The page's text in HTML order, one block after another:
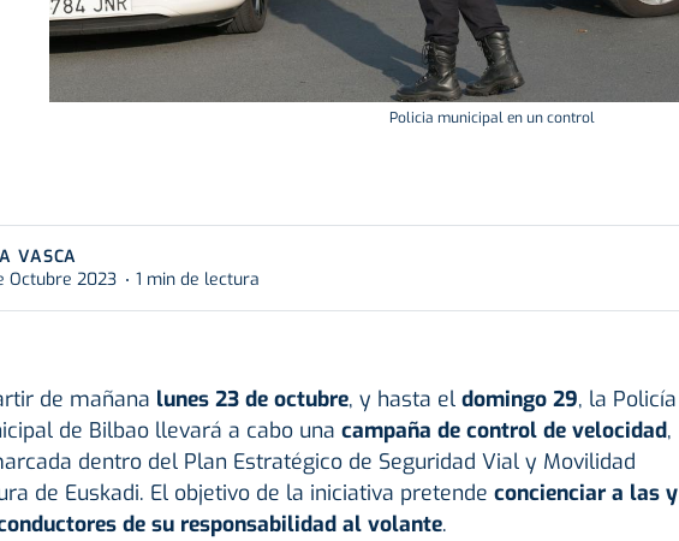
Policia municipal en un control
VASCA
Octubre 2023
1 min de lectura
de mañana lunes 23 de octubre, y hasta el domingo 29, la Policía
de Bilbao llevará a cabo una campaña de control de velocidad,
dentro del Plan Estratégico de Seguridad Vial y Movilidad
de Euskadi. El objetivo de la iniciativa pretende concienciar a las y
de su responsabilidad al volante.